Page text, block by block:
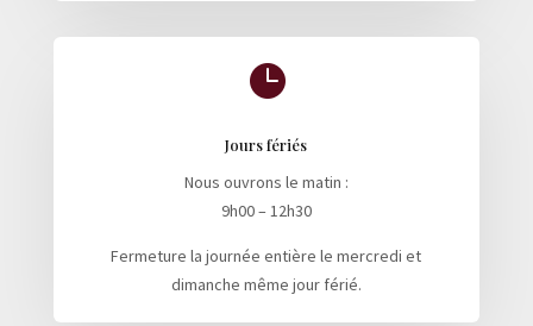

Jours fériés
Nous ouvrons le matin :
9h00 – 12h30
Fermeture la journée entière le mercredi et
dimanche même jour férié.